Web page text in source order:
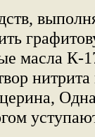
масла
нитрита